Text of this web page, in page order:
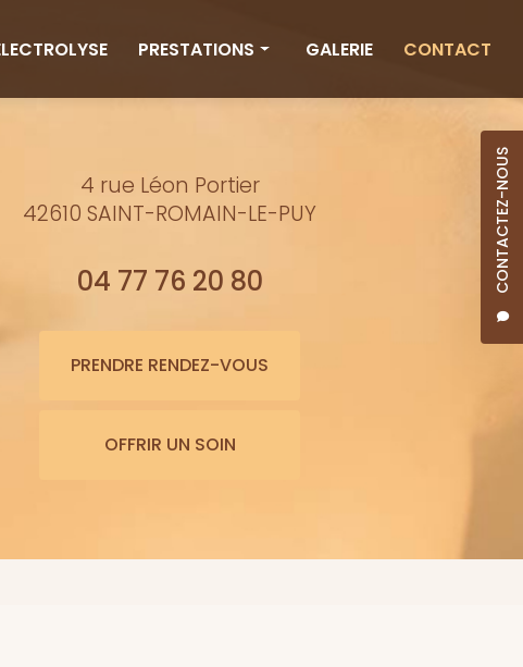
CONTACTEZ-NOUS
PRESTATIONS
Minceur
Bienfaits de l'eau
GALERIE CONTACT
4 rue Léon Portier
42610 SAINT-ROMAIN-LE-PUY
04 77 76 20 80
PRENDRE RENDEZ-VOUS
OFFRIR UN SOIN